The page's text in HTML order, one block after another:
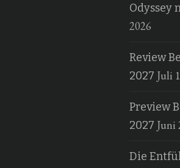
Odyssey
2026
Review
2027 Juli
Preview
2027 Juni
Die